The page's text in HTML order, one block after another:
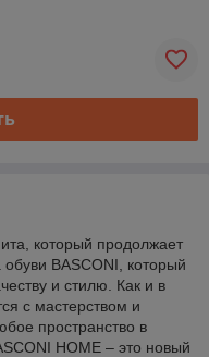
который продолжает
BASCONI, который
и стилю. Как и в
с мастерством и
пространство в
HOME – это новый